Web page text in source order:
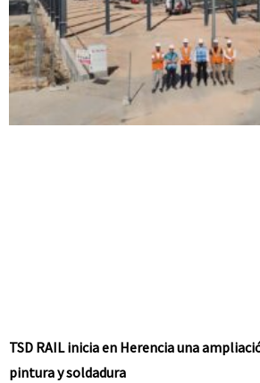
TSD RAIL inicia en Herencia una
pintura y soldadura